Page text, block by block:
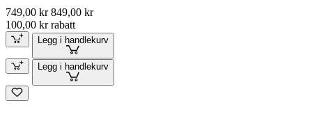
749,00 kr 849,00 kr
100,00 kr rabatt
Legg i handlekurv
Legg i handlekurv